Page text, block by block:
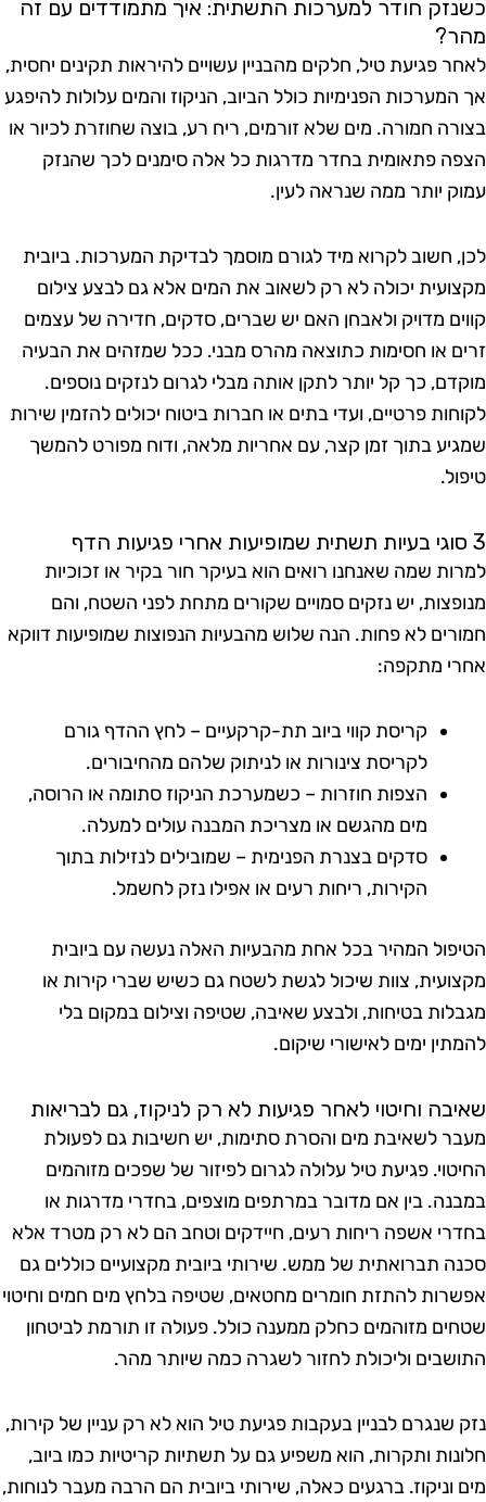
חודר למערכות התשתית: איך מתמודדים עם זה
פגיעת טיל, חלקים מהבניין עשויים להיראות תקינים יחסית,
הפנימיות כולל הביוב, הניקוז והמים עלולות להיפגע
חמורה. מים שלא זורמים, ריח רע, בוצה שחוזרת לכיור או
פתאומית בחדר מדרגות כל אלה סימנים לכך שהנזק
יותר ממה שנראה לעין.
חשוב לקרוא מיד לגורם מוסמך לבדיקת המערכות. ביובית
יכולה לא רק לשאוב את המים אלא גם לבצע צילום
מדויק ולאבחן האם יש שברים, סדקים, חדירה של עצמים
או חסימות כתוצאה מהרס מבני. ככל שמזהים את הבעיה
כך קל יותר לתקן אותה מבלי לגרום לנזקים נוספים.
פרטיים, ועדי בתים או חברות ביטוח יכולים להזמין שירות
בתוך זמן קצר, עם אחריות מלאה, ודוח מפורט להמשך
שמה שאנחנו רואים הוא בעיקר חור בקיר או זכוכיות
יש נזקים סמויים שקורים מתחת לפני השטח, והם
לא פחות. הנה שלוש מהבעיות הנפוצות שמופיעות דווקא
מתקפה:
קריסת קווי ביוב תת-קרקעיים – לחץ ההדף גורם
לקריסת צינורות או לניתוק שלהם מהחיבורים.
הצפות חוזרות – כשמערכת הניקוז סתומה או הרוסה,
מים מהגשם או מצריכת המבנה עולים למעלה.
סדקים בצנרת הפנימית – שמובילים לנזילות בתוך
הקירות, ריחות רעים או אפילו נזק לחשמל.
המהיר בכל אחת מהבעיות האלה נעשה עם ביובית
צוות שיכול לגשת לשטח גם כשיש שברי קירות או
בטיחות, ולבצע שאיבה, שטיפה וצילום במקום בלי
ימים לאישורי שיקום.
וחיטוי לאחר פגיעות לא רק לניקוז, גם לבריאות
לשאיבת מים והסרת סתימות, יש חשיבות גם לפעולת
פגיעת טיל עלולה לגרום לפיזור של שפכים מזוהמים
בין אם מדובר במרתפים מוצפים, בחדרי מדרגות או
אשפה ריחות רעים, חיידקים וטחב הם לא רק מטרד אלא
תברואתית של ממש. שירותי ביובית מקצועיים כוללים גם
להתזת חומרים מחטאים, שטיפה בלחץ מים חמים וחיטוי
מזוהמים כחלק ממענה כולל. פעולה זו תורמת לביטחון
וליכולת לחזור לשגרה כמה שיותר מהר.
שנגרם לבניין בעקבות פגיעת טיל הוא לא רק עניין של קירות,
ותקרות, הוא משפיע גם על תשתיות קריטיות כמו ביוב,
וניקוז. ברגעים כאלה, שירותי ביובית הם הרבה מעבר לנוחות,